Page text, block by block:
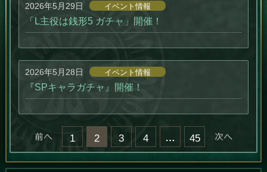
2026年5月29日 イベント情報
「L主役は銭形5 ガチャ」開催！
2026年5月28日 イベント情報
『SPキャラガチャ』開催！
« 前へ
1 2 3 4 … 45